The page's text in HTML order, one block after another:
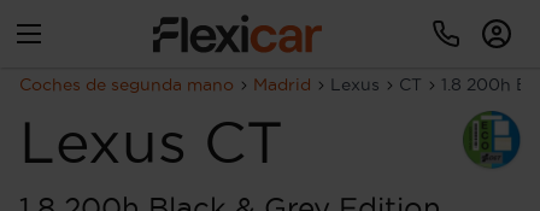
Coches de segunda mano Madrid Lexus CT 1.8 200h
Lexus CT